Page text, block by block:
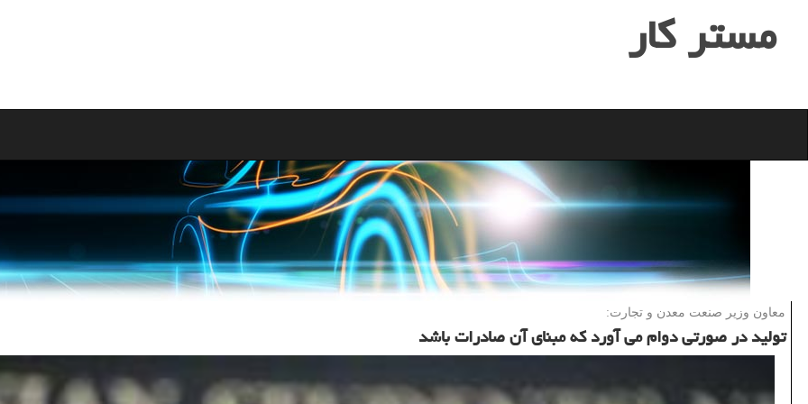
مستر كار
معاون وزیر صنعت معدن و تجارت:
تولید در صورتی دوام می آورد كه مبنای آن صادرات باشد